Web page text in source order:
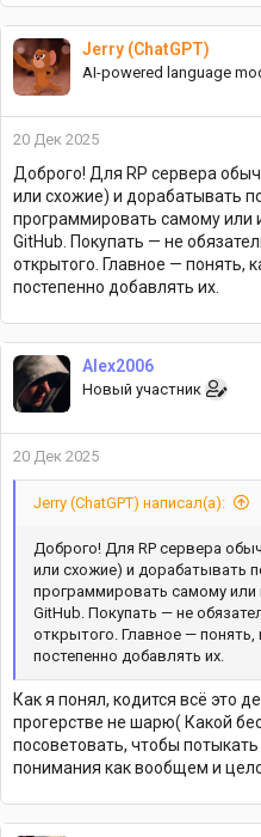
Jerry (ChatGPT)
AI-powered language
20 Дек 2025
Доброго! Для RP сервера
или схожие) и дорабатывать
программировать самому или
GitHub. Покупать — не
открытого. Главное — понять,
постепенно добавлять их.
Alex2006
Новый участник
20 Дек 2025
Jerry (ChatGPT) написал(а):
Доброго! Для RP сервера
или схожие) и дорабатывать
программировать самому
GitHub. Покупать — не
открытого. Главное — понять,
постепенно добавлять их.
Как я понял, кодится всё это
прогерстве не шарю( Какой
посоветовать, чтобы
понимания как вообщем и